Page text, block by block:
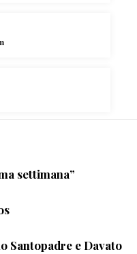
settimana”
Santopadre e Davato